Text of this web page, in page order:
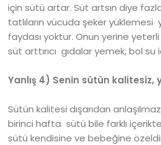
için sütü artar. Süt artsın diye
tatlıların vücuda şeker
faydası yoktur. Onun yerine
süt arttırıcı gıdalar yemek, bol
Yanlış 4) Senin sütün kalitesiz,
Sütün kalitesi dışarıdan
birinci hafta sütü bile farklı
sütü kendisine ve bebeğine